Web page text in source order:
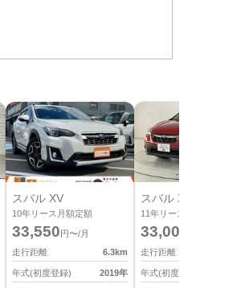
スバル XV
10年リース月額定額
33,550 円〜/月
走行距離
6.3km
年式(初度登録) 2019年
スバル XV
11年リース月額定額
33,000
走行距離
年式(初度登録)